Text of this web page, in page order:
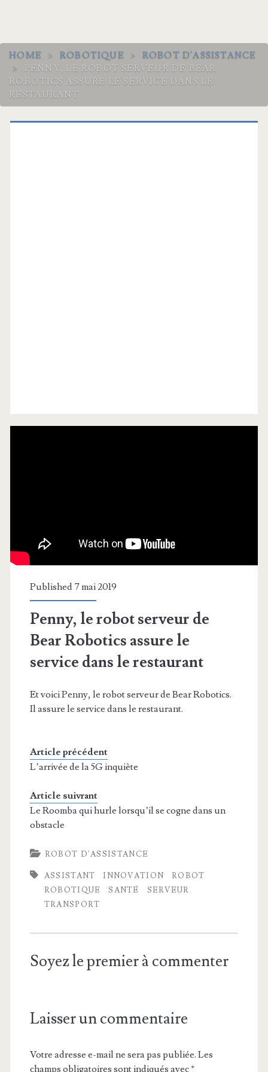
HOME > ROBOTIQUE >
ROBOT D'ASSISTANCE
>
PENNY, LE ROBOT SERVEUR DE BEAR
ROBOTICS ASSURE LE SERVICE DANS LE
RESTAURANT
Published 7 mai 2019
Penny, le robot serveur de
Bear Robotics assure le
service dans le restaurant
Et voici Penny, le robot serveur de Bear Robotics.
Il assure le service dans le restaurant.
Article précédent
L’arrivée de la 5G inquiète
Article suivrant
Le Roomba qui hurle lorsqu’il se cogne dans un
obstacle
ROBOT D'ASSISTANCE
ASSISTANT INNOVATION
ROBOT
ROBOTIQUE
SANTÉ
SERVEUR
TRANSPORT
Soyez le premier à commenter
Laisser un commentaire
Votre adresse e-mail ne sera pas publiée. Les
champs obligatoires sont indiqués avec*